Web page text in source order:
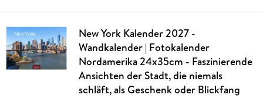
New York Kalender 2027 -
Wandkalender | Fotokalender
Nordamerika 24x35cm - Faszinierende
Ansichten der Stadt, die niemals
schläft, als Geschenk oder Blickfang